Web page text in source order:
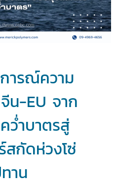
ารณ์ความ
น-EU จาก
ว่ำบาตรสู่
กัดห่วงโซ่
าน